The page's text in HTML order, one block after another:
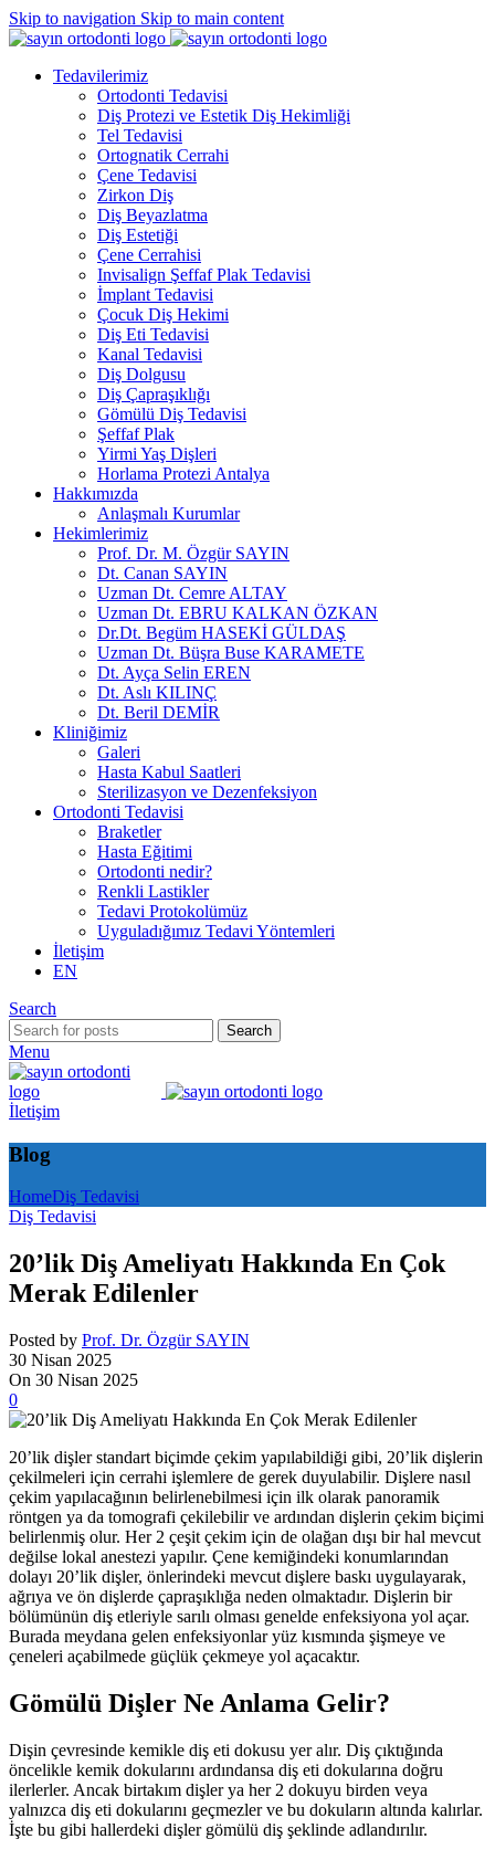
Skip to navigation Skip to main content
Tedavilerimiz
Ortodonti Tedavisi
Diş Protezi ve Estetik Diş Hekimliği
Tel Tedavisi
Ortognatik Cerrahi
Çene Tedavisi
Zirkon Diş
Diş Beyazlatma
Diş Estetiği
Çene Cerrahisi
Invisalign Şeffaf Plak Tedavisi
İmplant Tedavisi
Çocuk Diş Hekimi
Diş Eti Tedavisi
Kanal Tedavisi
Diş Dolgusu
Diş Çapraşıklığı
Gömülü Diş Tedavisi
Şeffaf Plak
Yirmi Yaş Dişleri
Horlama Protezi Antalya
Hakkımızda
Anlaşmalı Kurumlar
Hekimlerimiz
Prof. Dr. M. Özgür SAYIN
Dt. Canan SAYIN
Uzman Dt. Cemre ALTAY
Uzman Dt. EBRU KALKAN ÖZKAN
Dr.Dt. Begüm HASEKİ GÜLDAŞ
Uzman Dt. Büşra Buse KARAMETE
Dt. Ayça Selin EREN
Dt. Aslı KILINÇ
Dt. Beril DEMİR
Kliniğimiz
Galeri
Hasta Kabul Saatleri
Sterilizasyon ve Dezenfeksiyon
Ortodonti Tedavisi
Braketler
Hasta Eğitimi
Ortodonti nedir?
Renkli Lastikler
Tedavi Protokolümüz
Uyguladığımız Tedavi Yöntemleri
İletişim
EN
Search
Search
Menu
İletişim
Blog
HomeDiş Tedavisi
Diş Tedavisi
20’lik Diş Ameliyatı Hakkında En Çok
Merak Edilenler
Posted by Prof. Dr. Özgür SAYIN
30 Nisan 2025
On 30 Nisan 2025
0
20’lik dişler standart biçimde çekim yapılabildiği gibi, 20’lik dişlerin
çekilmeleri için cerrahi işlemlere de gerek duyulabilir. Dişlere nasıl
çekim yapılacağının belirlenebilmesi için ilk olarak panoramik
röntgen ya da tomografi çekilebilir ve ardından dişlerin çekim biçimi
belirlenmiş olur. Her 2 çeşit çekim için de olağan dışı bir hal mevcut
değilse lokal anestezi yapılır. Çene kemiğindeki konumlarından
dolayı 20’lik dişler, önlerindeki mevcut dişlere baskı uygulayarak,
ağrıya ve ön dişlerde çapraşıklığa neden olmaktadır. Dişlerin bir
bölümünün diş etleriyle sarılı olması genelde enfeksiyona yol açar.
Burada meydana gelen enfeksiyonlar yüz kısmında şişmeye ve
çeneleri açabilmede güçlük çekmeye yol açacaktır.
Gömülü Dişler Ne Anlama Gelir?
Dişin çevresinde kemikle diş eti dokusu yer alır. Diş çıktığında
öncelikle kemik dokularını ardındansa diş eti dokularına doğru
ilerlerler. Ancak birtakım dişler ya her 2 dokuyu birden veya
yalnızca diş eti dokularını geçmezler ve bu dokuların altında kalırlar.
İşte bu gibi hallerdeki dişler gömülü diş şeklinde adlandırılır.